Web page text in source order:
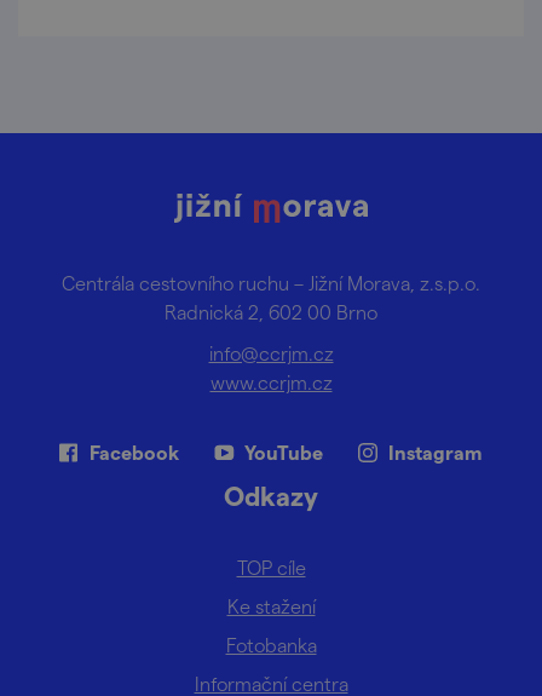
Centrála cestovního ruchu – Jižní Morava, z.s.p.o.
Radnická 2, 602 00 Brno
info@ccrjm.cz
www.ccrjm.cz
Facebook YouTube Instagram
Odkazy
TOP cíle
Ke stažení
Fotobanka
Informační centra